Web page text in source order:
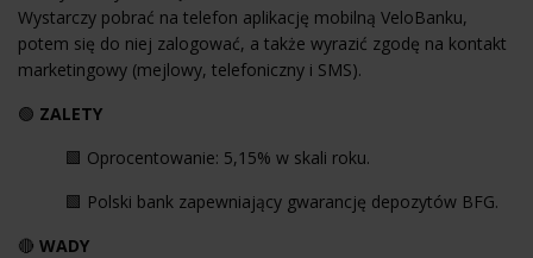
Wystarczy pobrać na telefon aplikację mobilną VeloBanku,
potem się do niej zalogować, a także wyrazić zgodę na kontakt
marketingowy (mejlowy, telefoniczny i SMS).
🟢 ZALETY
🟩 Oprocentowanie: 5,15% w skali roku.
🟩 Polski bank zapewniający gwarancję depozytów BFG.
🔴 WADY